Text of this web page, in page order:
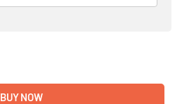
BUY NOW